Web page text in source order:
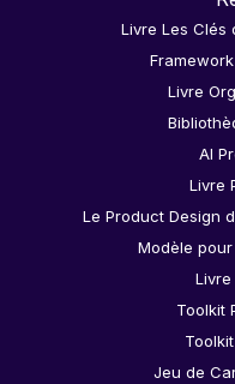
Livre Les Clés
Livre
AI
Livre
Le Product Design
Modèle
Livre
Toolkit
Jeu de